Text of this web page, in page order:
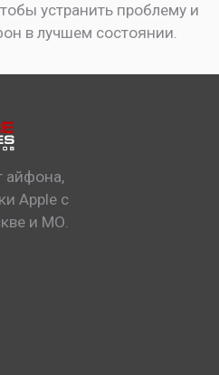
устранить проблему и
в лучшем состоянии.
айфона,
Apple с
и МО.